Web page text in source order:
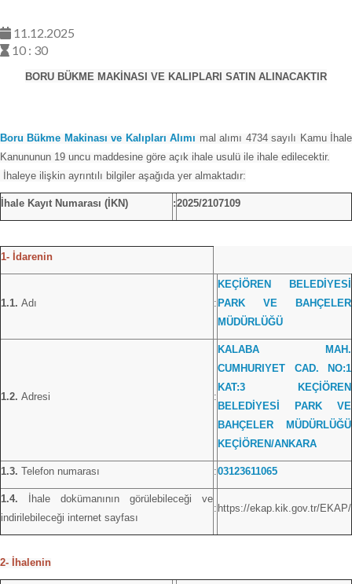
11.12.2025
10 : 30
BORU BÜKME MAKİNASI VE KALIPLARI SATIN ALINACAKTIR
Boru Bükme Makinası ve Kalıpları Alımı mal alımı 4734 sayılı Kamu İhale
Kanununun 19 uncu maddesine göre açık ihale usulü ile ihale edilecektir.
İhaleye ilişkin ayrıntılı bilgiler aşağıda yer almaktadır:
İhale Kayıt Numarası (İKN) :2025/2107109
1- İdarenin
1.1. Adı :
KEÇİÖREN BELEDİYESİ
PARK VE BAHÇELER
MÜDÜRLÜĞÜ
1.2. Adresi :
KALABA MAH.
CUMHURIYET CAD. NO:1
KAT:3 KEÇİÖREN
BELEDİYESİ PARK VE
BAHÇELER MÜDÜRLÜĞÜ
KEÇİÖREN/ANKARA
1.3. Telefon numarası :03123611065
1.4. İhale dokümanının görülebileceği ve
indirilebileceği internet sayfası
: https://ekap.kik.gov.tr/EKAP/
2- İhalenin